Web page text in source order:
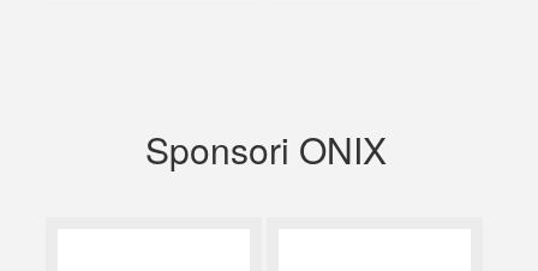
Sponsori ONIX